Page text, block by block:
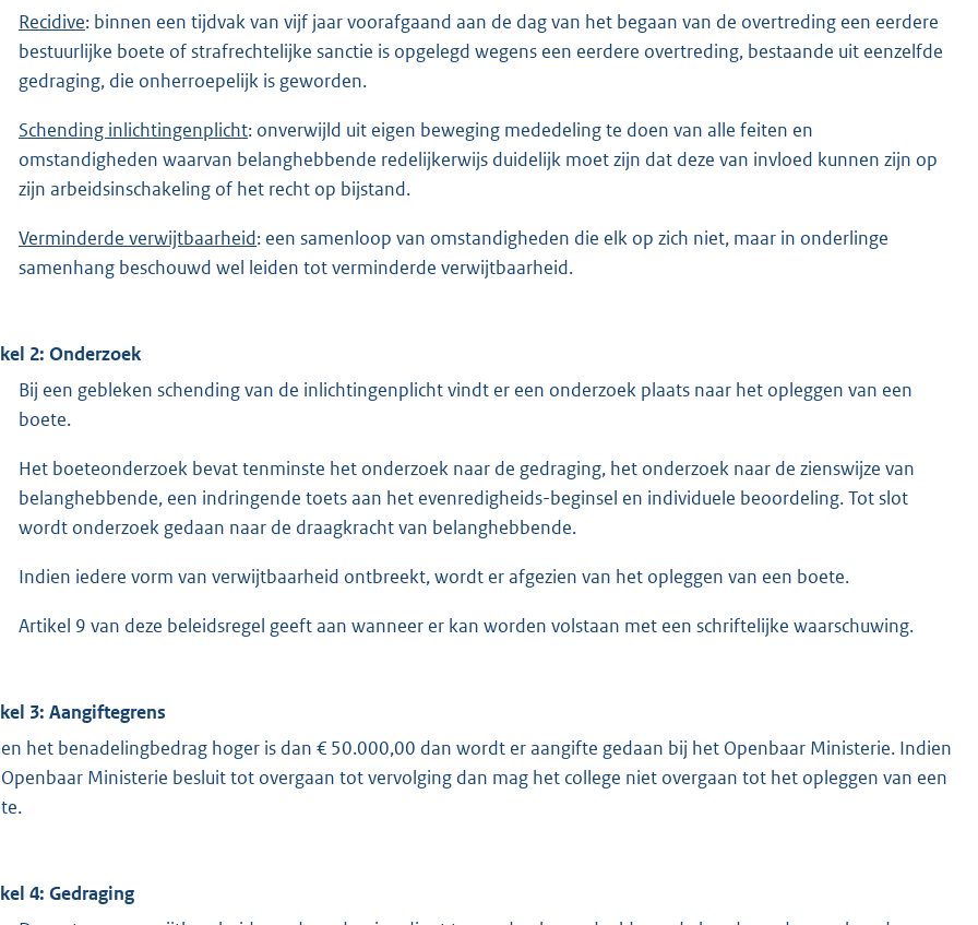
Recidive: binnen een tijdvak van vijf jaar voorafgaand aan de dag van het begaan van de overtreding een eerdere
bestuurlijke boete of strafrechtelijke sanctie is opgelegd wegens een eerdere overtreding, bestaande uit eenzelfde
gedraging, die onherroepelijk is geworden.
Schending inlichtingenplicht: onverwijld uit eigen beweging mededeling te doen van alle feiten en
omstandigheden waarvan belanghebbende redelijkerwijs duidelijk moet zijn dat deze van invloed kunnen zijn op
zijn arbeidsinschakeling of het recht op bijstand.
Verminderde verwijtbaarheid: een samenloop van omstandigheden die elk op zich niet, maar in onderlinge
samenhang beschouwd wel leiden tot verminderde verwijtbaarheid.
2: Onderzoek
Bij een gebleken schending van de inlichtingenplicht vindt er een onderzoek plaats naar het opleggen van een
boete.
Het boeteonderzoek bevat tenminste het onderzoek naar de gedraging, het onderzoek naar de zienswijze van
belanghebbende, een indringende toets aan het evenredigheids-beginsel en individuele beoordeling. Tot slot
wordt onderzoek gedaan naar de draagkracht van belanghebbende.
Indien iedere vorm van verwijtbaarheid ontbreekt, wordt er afgezien van het opleggen van een boete.
Artikel 9 van deze beleidsregel geeft aan wanneer er kan worden volstaan met een schriftelijke waarschuwing.
3: Aangiftegrens
het benadelingbedrag hoger is dan € 50.000,00 dan wordt er aangifte gedaan bij het Openbaar Ministerie. Indien
Ministerie besluit tot overgaan tot vervolging dan mag het college niet overgaan tot het opleggen van een
4: Gedraging